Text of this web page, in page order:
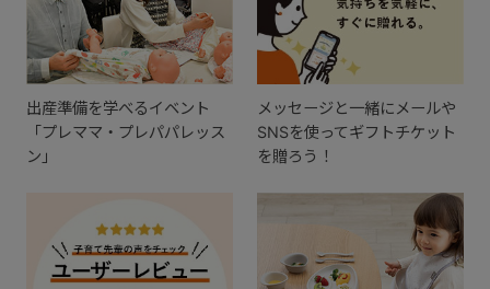
出産準備を学べるイベント
「プレママ・プレパパレッス
ン」
メッセージと一緒にメールや
SNSを使ってギフトチケット
を贈ろう！